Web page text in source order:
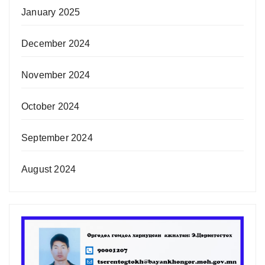
January 2025
December 2024
November 2024
October 2024
September 2024
August 2024